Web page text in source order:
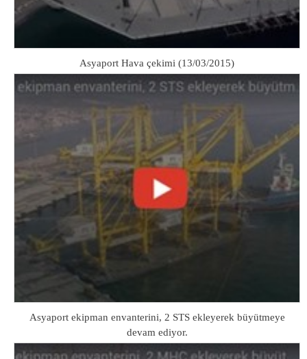
Asyaport Hava çekimi (13/03/2015)
Asyaport ekipman envanterini, 2 STS ekleyerek büyütmeye
devam ediyor.